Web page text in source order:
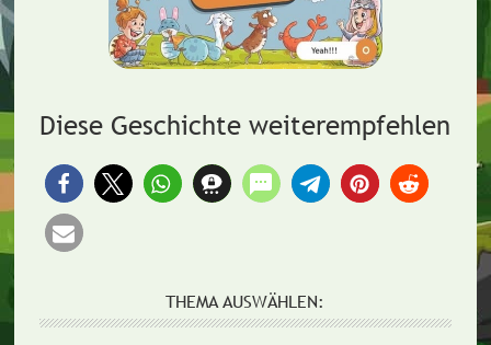
Diese Geschichte weiterempfehlen
THEMA AUSWÄHLEN: